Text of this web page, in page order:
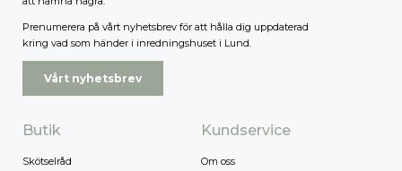
Prenumerera på vårt nyhetsbrev för att hålla dig uppdaterad
kring vad som händer i inredningshuset i Lund.
Vårt nyhetsbrev
Butik
Skötselråd
Kundservice
Om oss